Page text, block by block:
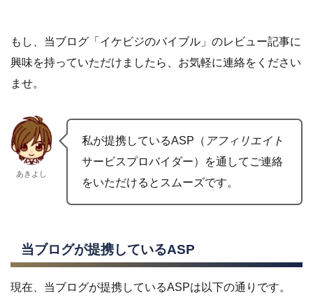
もし、当ブログ「イケビジのバイブル」のレビュー記事に
興味を持っていただけましたら、お気軽に連絡をください
ませ。
あきよし
私が提携しているASP（ アフィリエイト
サービスプロバイダー）を通してご連絡
をいただけるとスムーズです。
当ブログが提携しているASP
現在、当ブログが提携しているASPは以下の通りです。